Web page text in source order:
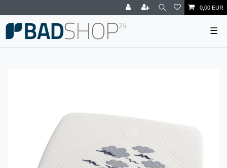
0,00 EUR
☰